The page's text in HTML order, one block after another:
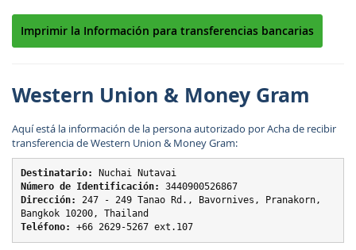
Imprimir la Información para transferencias bancarias
Western Union & Money Gram
Aquí está la información de la persona autorizado por Acha de recibir
transferencia de Western Union & Money Gram:
Destinatario:
Nuchai Nutavai
Número de Identificación:
3440900526867
Dirección:
247 - 249 Tanao Rd., Bavornives, Pranakorn,
Bangkok 10200, Thailand
Teléfono: